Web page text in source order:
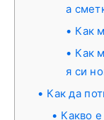
а
Как
Как
я си
Как да
Какво